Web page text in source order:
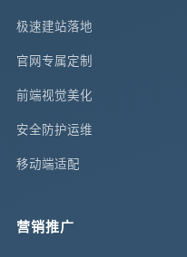
极速建站落地
官网专属定制
前端视觉美化
安全防护运维
移动端适配
营销推广